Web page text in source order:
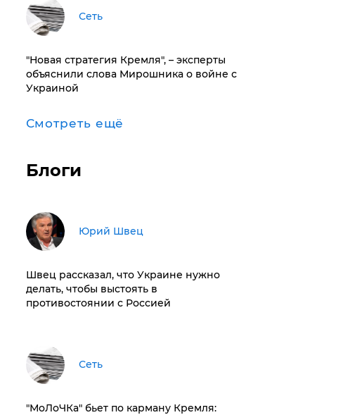
Сеть
"Новая стратегия Кремля", – эксперты
объяснили слова Мирошника о войне с
Украиной
Смотреть ещё
Блоги
Юрий Швец
Швец рассказал, что Украине нужно
делать, чтобы выстоять в
противостоянии с Россией
Сеть
​"МоЛоЧКа" бьет по карману Кремля: